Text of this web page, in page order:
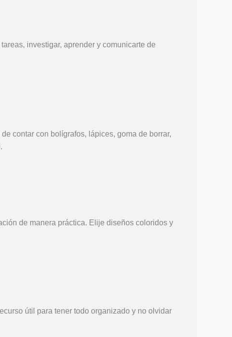
investigar, aprender y comunicarte de
contar con bolígrafos, lápices, goma de borrar,
de manera práctica. Elije diseños coloridos y
útil para tener todo organizado y no olvidar